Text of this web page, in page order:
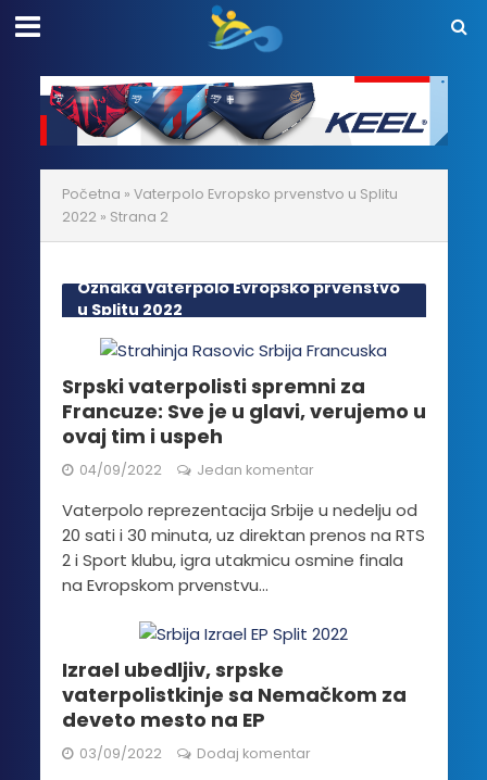
Početna » Vaterpolo Evropsko prvenstvo u Splitu
2022 » Strana 2
Oznaka Vaterpolo Evropsko prvenstvo
u Splitu 2022
Srpski vaterpolisti spremni za
Francuze: Sve je u glavi, verujemo u
ovaj tim i uspeh
04/09/2022 Jedan komentar
Vaterpolo reprezentacija Srbije u nedelju od
20 sati i 30 minuta, uz direktan prenos na RTS
2 i Sport klubu, igra utakmicu osmine finala
na Evropskom prvenstvu...
Izrael ubedljiv, srpske
vaterpolistkinje sa Nemačkom za
deveto mesto na EP
03/09/2022 Dodaj komentar